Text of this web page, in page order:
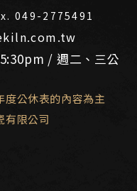
049-2775491
/ 週二、三公
度公休表的內容為主
有限公司